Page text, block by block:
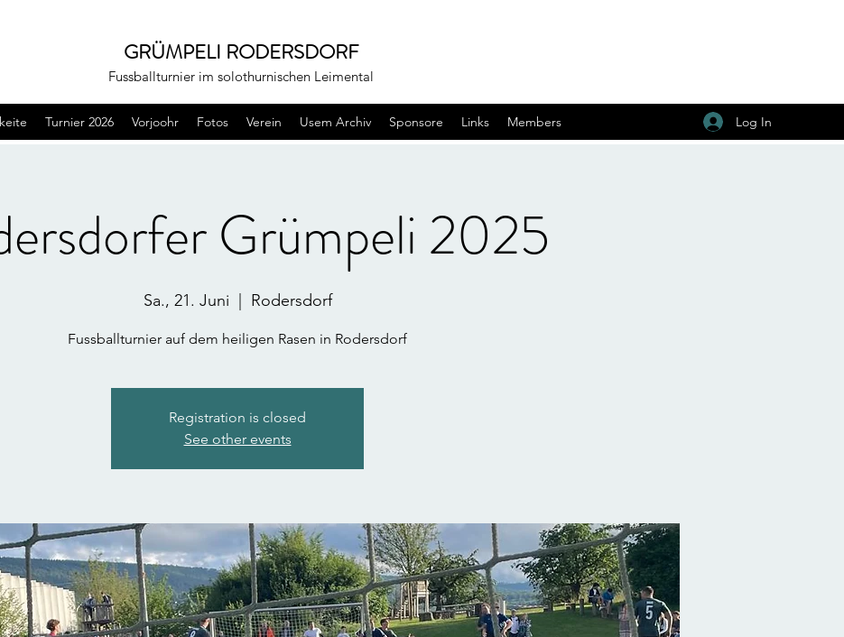
GRÜMPELI RODERSDORF
Fussballturnier im solothurnischen Leimental
Turnier 2026 Vorjoohr Fotos Verein Usem Archiv Sponsore Links Members Log In
Grümpeli 2025
Sa., 21. Juni Rodersdorf
Fussballturnier auf dem heiligen Rasen in Rodersdorf
Registration is closed
See other events